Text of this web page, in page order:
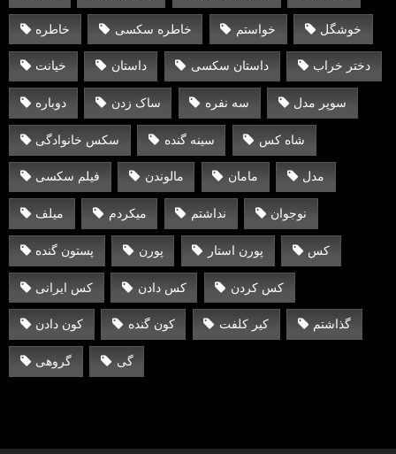
خاطره خاطره سکسی خواستم خوشگل
خیانت داستان داستان سکسی دختر خراب
دوباره ساک زدن سه نفره سوپر مدل
سکس خانوادگی سینه گنده شاه کس
فیلم سکسی مالوندن مامان مدل
میلف میکردم نداشتم نوجوان
پستون گنده پورن پورن استار کس
کس ایرانی کس دادن کس کردن
کون دادن کون گنده کیر کلفت گذاشتم
گروهی گی